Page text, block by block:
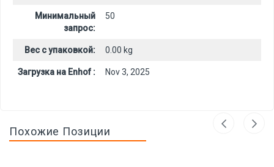
Минимальный
запрос:
50
Вес с упаковкой: 0.00 kg
Загрузка на Enhof : Nov 3, 2025
Похожие Позиции